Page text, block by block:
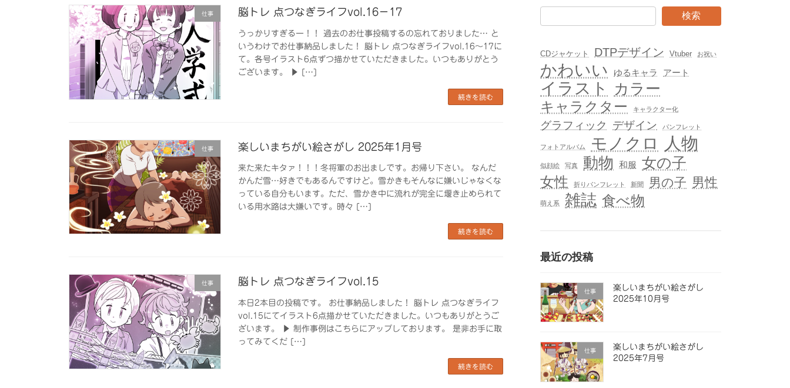
仕事 脳トレ 点つなぎライフvol.16−17
うっかりすぎるー！！ 過去のお仕事投稿するの忘れておりました… と
いうわけでお仕事納品しました！ 脳トレ 点つなぎライフvol.16〜17に
て。各号イラスト6点ずつ描かせていただきました。いつもありがとう
ございます。 ▶ […]
続きを読む
仕事 楽しいまちがい絵さがし 2025年1月号
来た来たキタァ！！！冬将軍のお出ましです。お帰り下さい。 なんだ
かんだ雪…好きでもあるんですけど。雪かきもそんなに嫌いじゃなくな
っている自分もいます。ただ、雪かき中に流れが完全に堰き止められて
いる用水路は大嫌いです。時々 […]
続きを読む
仕事 脳トレ 点つなぎライフvol.15
本日2本目の投稿です。 お仕事納品しました！ 脳トレ 点つなぎライフ
vol.15にてイラスト6点描かせていただきました。いつもありがとうご
ざいます。 ▶︎ 制作事例はこちらにアップしております。 是非お手に取
ってみてくだ […]
続きを読む
検索
CDジャケット DTPデザイン Vtuber お祝い
かわいい ゆるキャラ アート
イラスト カラー
キャラクター キャラクター化
グラフィック デザイン パンフレット
フォトアルバム モノクロ 人物
似顔絵 写真 動物 和服 女の子
女性 折りパンフレット 新聞 男の子 男性
萌え系 雑誌 食べ物
最近の投稿
仕事
楽しいまちがい絵さがし
2025年10月号
仕事
楽しいまちがい絵さがし
2025年7月号